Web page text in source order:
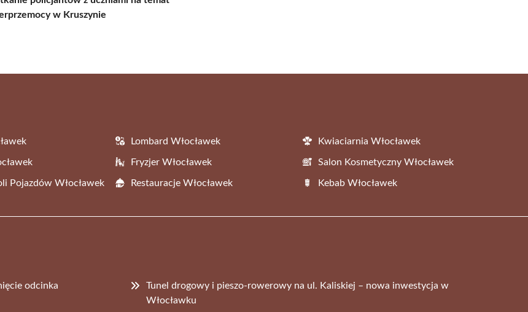
w Kruszynie
Lombard Włocławek Kwiaciarnia Włocławek
Fryzjer Włocławek Salon Kosmetyczny Włocławek
Pojazdów Włocławek Restauracje Włocławek Kebab Włocławek
odcinka
Tunel drogowy i pieszo-rowerowy na ul. Kaliskiej – nowa inwestycja w
Włocławku